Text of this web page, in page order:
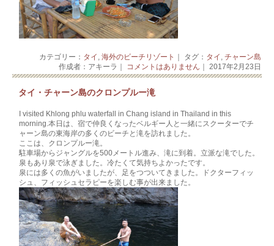
カテゴリー： タイ , 海外のビーチリゾート ｜ タグ： タイ , チャーン島
作成者：アキーラ｜ コメントはありません ｜ 2017年2月23日
タイ・チャーン島のクロンプルー滝
I visited Khlong phlu waterfall in Chang island in Thailand in this
morning.本日は、宿で仲良くなったベルギー人と一緒にスクーターでチ
ャーン島の東海岸の多くのビーチと滝を訪れました。
ここは、クロンプルー滝。
駐車場からジャングルを500メートル進み、滝に到着。立派な滝でした。
泉もあり泉で泳ぎました。冷たくて気持ちよかったです。
泉には多くの魚がいましたが、足をつついてきました。ドクターフィッ
シュ、フィッシュセラピーを楽しむ事が出来ました。